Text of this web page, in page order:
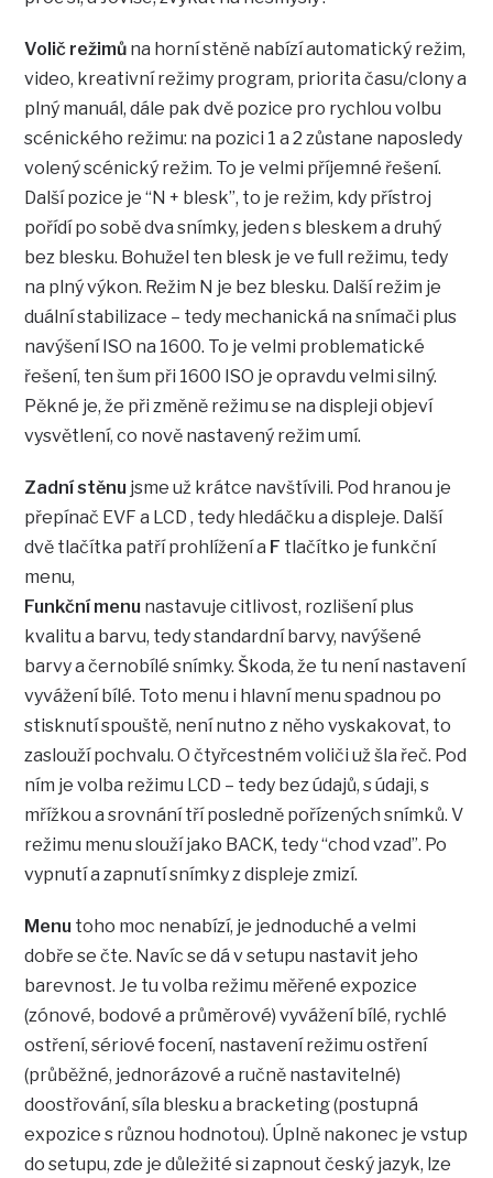
Volič režimů na horní stěně nabízí automatický režim,
video, kreativní režimy program, priorita času/clony a
plný manuál, dále pak dvě pozice pro rychlou volbu
scénického režimu: na pozici 1 a 2 zůstane naposledy
volený scénický režim. To je velmi příjemné řešení.
Další pozice je “N + blesk”, to je režim, kdy přístroj
pořídí po sobě dva snímky, jeden s bleskem a druhý
bez blesku. Bohužel ten blesk je ve full režimu, tedy
na plný výkon. Režim N je bez blesku. Další režim je
duální stabilizace – tedy mechanická na snímači plus
navýšení ISO na 1600. To je velmi problematické
řešení, ten šum při 1600 ISO je opravdu velmi silný.
Pěkné je, že při změně režimu se na displeji objeví
vysvětlení, co nově nastavený režim umí.
Zadní stěnu jsme už krátce navštívili. Pod hranou je
přepínač EVF a LCD , tedy hledáčku a displeje. Další
dvě tlačítka patří prohlížení a F tlačítko je funkční
menu,
Funkční menu nastavuje citlivost, rozlišení plus
kvalitu a barvu, tedy standardní barvy, navýšené
barvy a černobílé snímky. Škoda, že tu není nastavení
vyvážení bílé. Toto menu i hlavní menu spadnou po
stisknutí spouště, není nutno z něho vyskakovat, to
zaslouží pochvalu. O čtyřcestném voliči už šla řeč. Pod
ním je volba režimu LCD – tedy bez údajů, s údaji, s
mřížkou a srovnání tří posledně pořízených snímků. V
režimu menu slouží jako BACK, tedy “chod vzad”. Po
vypnutí a zapnutí snímky z displeje zmizí.
Menu toho moc nenabízí, je jednoduché a velmi
dobře se čte. Navíc se dá v setupu nastavit jeho
barevnost. Je tu volba režimu měřené expozice
(zónové, bodové a průměrové) vyvážení bílé, rychlé
ostření, sériové focení, nastavení režimu ostření
(průběžné, jednorázové a ručně nastavitelné)
doostřování, síla blesku a bracketing (postupná
expozice s různou hodnotou). Úplně nakonec je vstup
do setupu, zde je důležité si zapnout český jazyk, lze